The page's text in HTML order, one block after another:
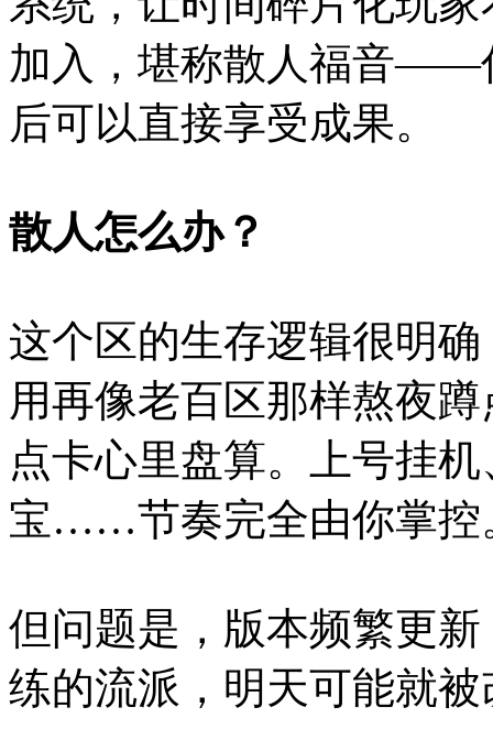
加入，堪称散人福音——
后可以直接享受成果。
散人怎么办？
这个区的生存逻辑很明
用再像老百区那样熬夜
点卡心里盘算。上号挂
宝……节奏完全由你掌控
但问题是，版本频繁更
练的流派，明天可能就